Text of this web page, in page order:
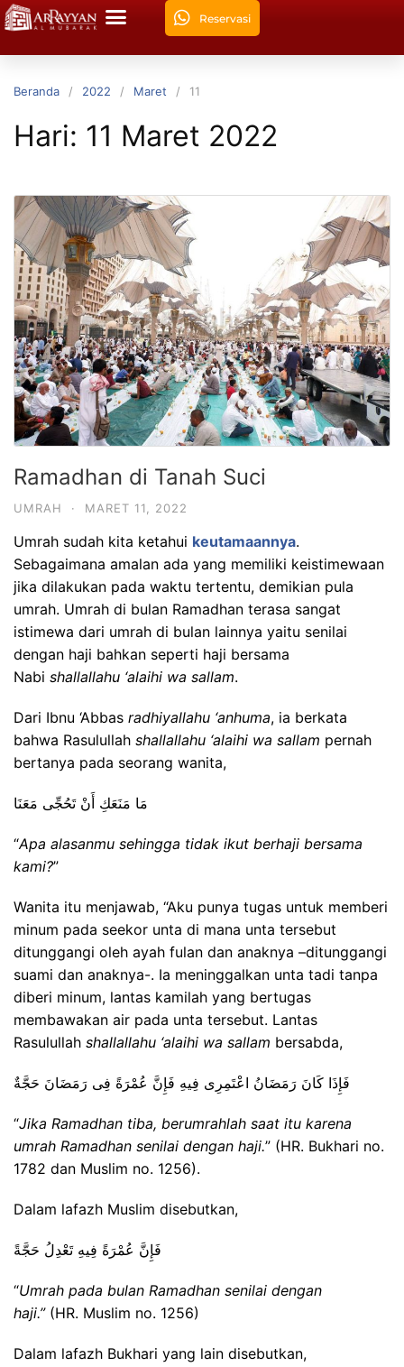
Reservasi
Beranda 2022 Maret 11
Hari: 11 Maret 2022
Ramadhan di Tanah Suci
UMRAH · MARET 11, 2022
Umrah sudah kita ketahui keutamaannya.
Sebagaimana amalan ada yang memiliki keistimewaan
jika dilakukan pada waktu tertentu, demikian pula
umrah. Umrah di bulan Ramadhan terasa sangat
istimewa dari umrah di bulan lainnya yaitu senilai
dengan haji bahkan seperti haji bersama
Nabi shallallahu ‘alaihi wa sallam.
Dari Ibnu ‘Abbas radhiyallahu ‘anhuma, ia berkata
bahwa Rasulullah shallallahu ‘alaihi wa sallam pernah
bertanya pada seorang wanita,
مَا مَنَعَكِ أَنْ تَحُجِّى مَعَنَا
“Apa alasanmu sehingga tidak ikut berhaji bersama
kami?”
Wanita itu menjawab, “Aku punya tugas untuk memberi
minum pada seekor unta di mana unta tersebut
ditunggangi oleh ayah fulan dan anaknya –ditunggangi
suami dan anaknya-. Ia meninggalkan unta tadi tanpa
diberi minum, lantas kamilah yang bertugas
membawakan air pada unta tersebut. Lantas
Rasulullah shallallahu ‘alaihi wa sallam bersabda,
فَإِذَا كَانَ رَمَضَانُ اعْتَمِرِى فِيهِ فَإِنَّ عُمْرَةً فِى رَمَضَانَ حَجَّةٌ
“Jika Ramadhan tiba, berumrahlah saat itu karena
umrah Ramadhan senilai dengan haji.” (HR. Bukhari no.
1782 dan Muslim no. 1256).
Dalam lafazh Muslim disebutkan,
فَإِنَّ عُمْرَةً فِيهِ تَعْدِلُ حَجَّةً
“Umrah pada bulan Ramadhan senilai dengan
haji.” (HR. Muslim no. 1256)
Dalam lafazh Bukhari yang lain disebutkan,